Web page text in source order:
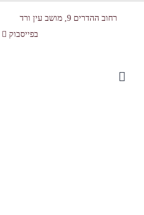
רחוב ההדרים 9, מושב עין ורד
בפייסבוק